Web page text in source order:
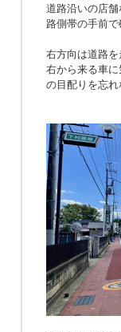
道路沿いの店舗
路側帯の手前
右方向は道路
右から来る車
の目配りを忘れ